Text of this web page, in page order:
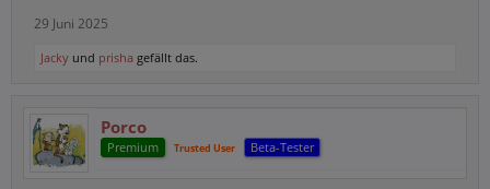
29 Juni 2025
Jacky und prisha gefällt das.
Porco
Premium Trusted User Beta-Tester